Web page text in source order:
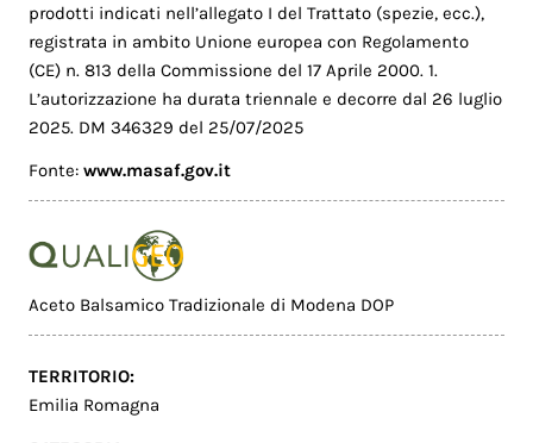
prodotti indicati nell’allegato I del Trattato (spezie, ecc.),
registrata in ambito Unione europea con Regolamento
(CE) n. 813 della Commissione del 17 Aprile 2000. 1.
L’autorizzazione ha durata triennale e decorre dal 26 luglio
2025. DM 346329 del 25/07/2025
Fonte:www.masaf.gov.it
Aceto Balsamico Tradizionale di Modena DOP
TERRITORIO:
Emilia Romagna